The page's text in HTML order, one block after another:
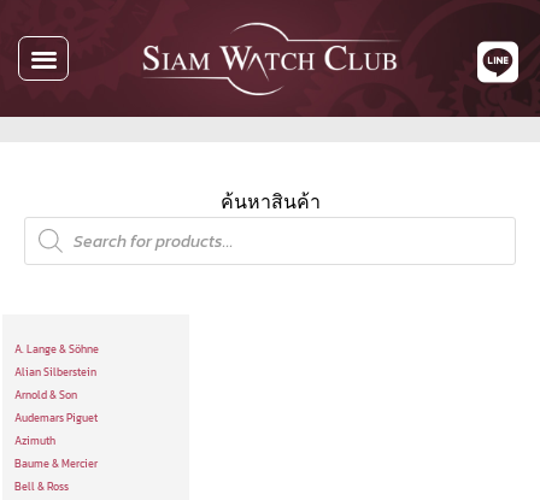
ค้นหาสินค้า
A. Lange & Söhne
Alian Silberstein
Arnold & Son
Audemars Piguet
Azimuth
Baume & Mercier
Bell & Ross